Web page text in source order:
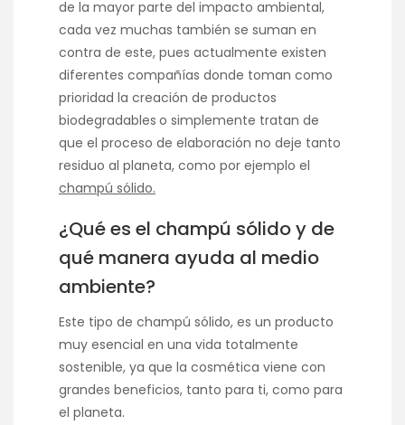
de la mayor parte del impacto ambiental,
cada vez muchas también se suman en
contra de este, pues actualmente existen
diferentes compañías donde toman como
prioridad la creación de productos
biodegradables o simplemente tratan de
que el proceso de elaboración no deje tanto
residuo al planeta, como por ejemplo el
champú sólido.
¿Qué es el champú sólido y de
qué manera ayuda al medio
ambiente?
Este tipo de champú sólido, es un producto
muy esencial en una vida totalmente
sostenible, ya que la cosmética viene con
grandes beneficios, tanto para ti, como para
el planeta.